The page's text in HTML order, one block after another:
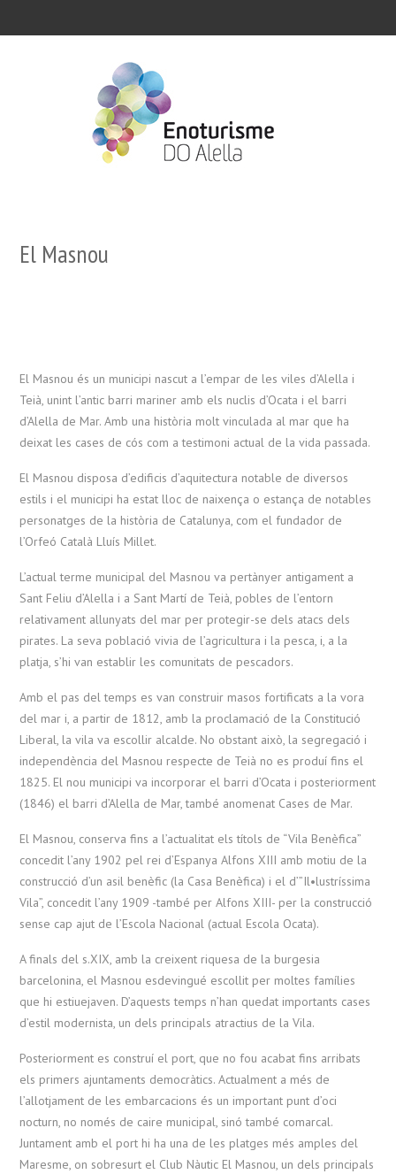
El Masnou
El Masnou és un municipi nascut a l’empar de les viles d’Alella i
Teià, unint l’antic barri mariner amb els nuclis d’Ocata i el barri
d’Alella de Mar. Amb una història molt vinculada al mar que ha
deixat les cases de cós com a testimoni actual de la vida passada.
El Masnou disposa d’edificis d’aquitectura notable de diversos
estils i el municipi ha estat lloc de naixença o estança de notables
personatges de la història de Catalunya, com el fundador de
l’Orfeó Català Lluís Millet.
L’actual terme municipal del Masnou va pertànyer antigament a
Sant Feliu d’Alella i a Sant Martí de Teià, pobles de l’entorn
relativament allunyats del mar per protegir-se dels atacs dels
pirates. La seva població vivia de l’agricultura i la pesca, i, a la
platja, s’hi van establir les comunitats de pescadors.
Amb el pas del temps es van construir masos fortificats a la vora
del mar i, a partir de 1812, amb la proclamació de la Constitució
Liberal, la vila va escollir alcalde. No obstant això, la segregació i
independència del Masnou respecte de Teià no es produí fins el
1825. El nou municipi va incorporar el barri d’Ocata i posteriorment
(1846) el barri d’Alella de Mar, també anomenat Cases de Mar.
El Masnou, conserva fins a l’actualitat els títols de “Vila Benèfica”
concedit l’any 1902 pel rei d’Espanya Alfons XIII amb motiu de la
construcció d’un asil benèfic (la Casa Benèfica) i el d’”Il•lustríssima
Vila”, concedit l’any 1909 -també per Alfons XIII- per la construcció
sense cap ajut de l’Escola Nacional (actual Escola Ocata).
A finals del s.XIX, amb la creixent riquesa de la burgesia
barcelonina, el Masnou esdevingué escollit per moltes famílies
que hi estiuejaven. D’aquests temps n’han quedat importants cases
d’estil modernista, un dels principals atractius de la Vila.
Posteriorment es construí el port, que no fou acabat fins arribats
els primers ajuntaments democràtics. Actualment a més de
l’allotjament de les embarcacions és un important punt d’oci
nocturn, no només de caire municipal, sinó també comarcal.
Juntament amb el port hi ha una de les platges més amples del
Maresme, on sobresurt el Club Nàutic El Masnou, un dels principals